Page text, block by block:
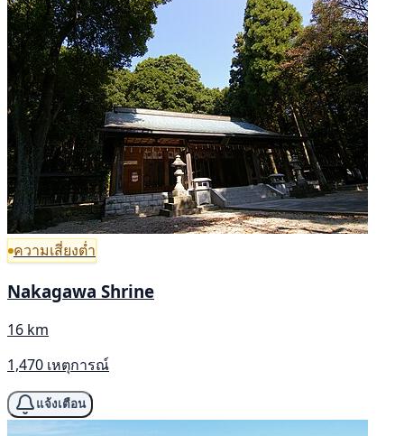
ความเสี่ยงต่ำ
Nakagawa Shrine
16 km
1,470 เหตุการณ์
แจ้งเตือน